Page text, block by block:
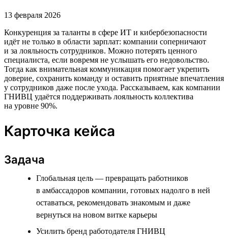
13 февраля 2026
Конкуренция за таланты в сфере ИТ и кибербезопасности
идёт не только в области зарплат: компании соперничают
и за лояльность сотрудников. Можно потерять ценного
специалиста, если вовремя не услышать его недовольство.
Тогда как внимательная коммуникация помогает укрепить
доверие, сохранить команду и оставить приятные впечатления
у сотрудников даже после ухода. Рассказываем, как компании
ГНИВЦ удаётся поддерживать лояльность коллектива
на уровне 90%.
Карточка кейса
Задача
Глобальная цель — превращать работников
в амбассадоров компании, готовых надолго в ней
оставаться, рекомендовать знакомым и даже
вернуться на новом витке карьеры
Усилить бренд работодателя ГНИВЦ